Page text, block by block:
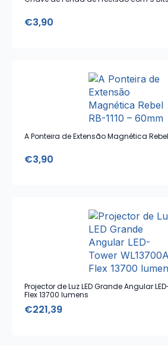
€3,90
A Ponteira de Extensão Magnética
€3,90
Projector de Luz LED Grande Angular
Flex 13700 lumens
€221,39